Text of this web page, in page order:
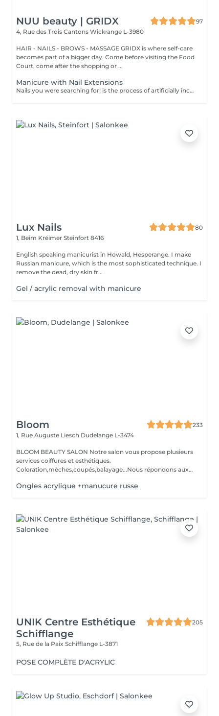
NUU beauty | GRIDX
97
4, Rue des Trois Cantons Wickrange L-3980
HAIR - NAILS - BROWS - MASSAGE GRIDX is where self-care
becomes part of a bigger day. Come before visiting the Food
Court, come after the shopping or ...
Manicure with Nail Extensions
Nails you were searching for! is the process of artificially increasing the length of the nail using polygel material in order to correct the defects of the natural nail delamination and weakness of the nail plate. Our masters do edged, hardware, or combined manicure. How is polygel extension done? - removal of an old semi-permanent (if needed) - rough skin is removed - the shape of the nail plate is corrected - the cuticle and side ridges are corrected - polygel is applied - semi-permanent (gel) polish is applied - cuticle oil and hand cream are applied Age restrictions: recommended to do from 16 years. Post procedure recommendations: there are no post recommendations for this procedure. Frequency: once in 3 weeks.
Lux Nails
80
1, Beim Kréimer Steinfort 8416
English speaking manicurist in Howald, Hesperange. I make
Russian manicure, which is the most sophisticated technique. I
remove the dead, dry skin fr...
Gel / acrylic removal with manicure
Bloom
233
1, Rue Auguste Liesch Dudelange L-3474
BLOOM BEAUTY SALON Notre salon vous propose plusieurs
services coiffures et esthétiques.
Coloration,mèches,coupés,balayage...Nous répondons aux
Ongles acrylique +manucure russe
UNIK Centre Esthétique
Schifflange
205
5, Rue de la Paix Schifflange L-3871
POSE COMPLÈTE D'ACRYLIC